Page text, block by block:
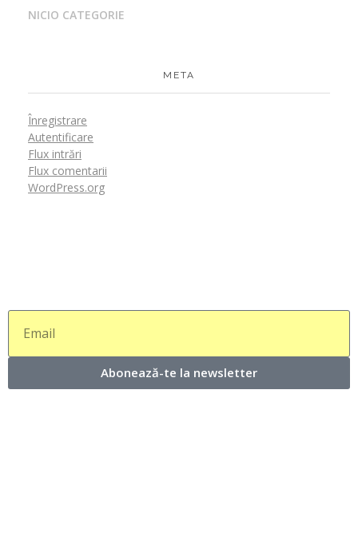
NICIO CATEGORIE
META
Înregistrare
Autentificare
Flux intrări
Flux comentarii
WordPress.org
Abonează-te la newsletter